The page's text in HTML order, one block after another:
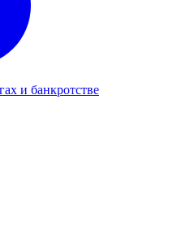
и банкротстве